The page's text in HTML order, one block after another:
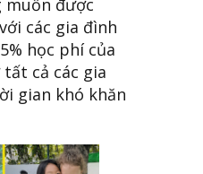
các gia đình
học phí của
cả các gia
gian khó khăn